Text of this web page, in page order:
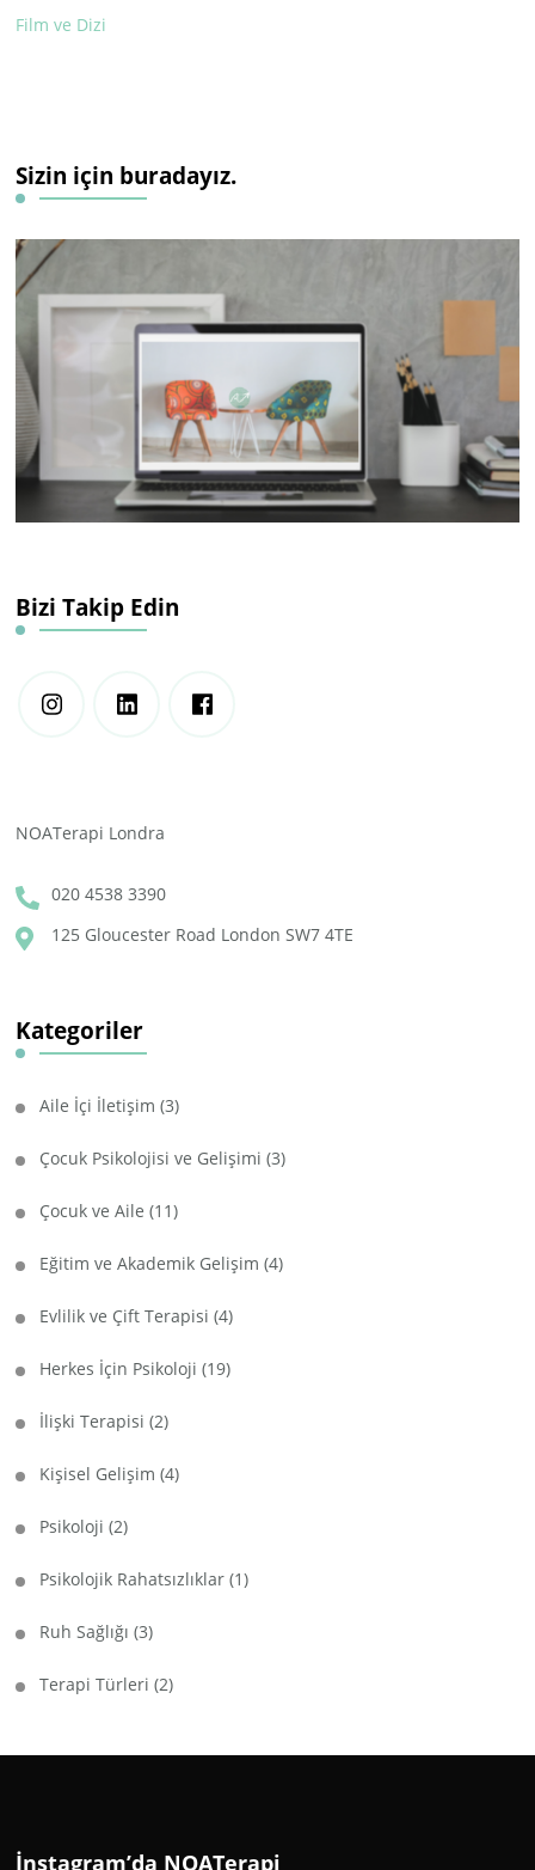
Film ve Dizi
Sizin için buradayız.
Bizi Takip Edin
NOATerapi Londra
020 4538 3390
125 Gloucester Road London SW7 4TE
Kategoriler
Aile İçi İletişim (3)
Çocuk Psikolojisi ve Gelişimi (3)
Çocuk ve Aile (11)
Eğitim ve Akademik Gelişim (4)
Evlilik ve Çift Terapisi (4)
Herkes İçin Psikoloji (19)
İlişki Terapisi (2)
Kişisel Gelişim (4)
Psikoloji (2)
Psikolojik Rahatsızlıklar (1)
Ruh Sağlığı (3)
Terapi Türleri (2)
İnstagram’da NOATerapi